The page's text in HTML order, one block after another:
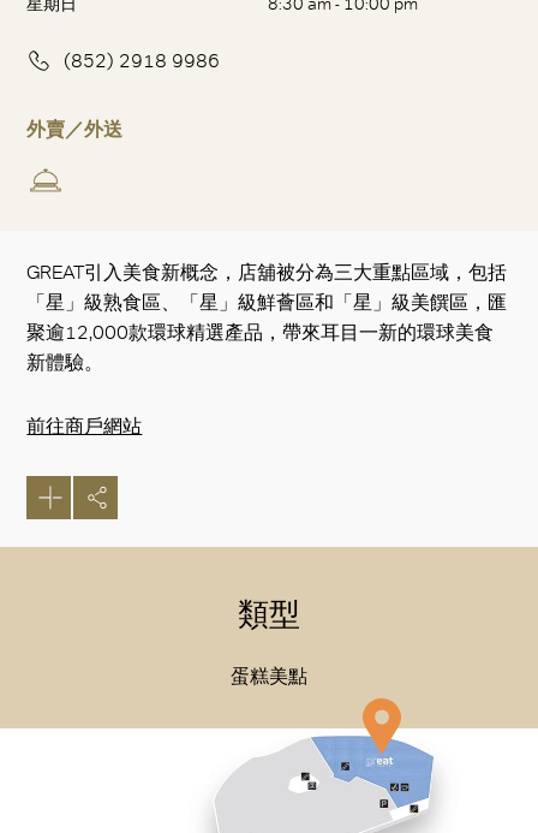
星期日
8:30 am - 10:00 pm
(852) 2918 9986
外賣／外送
GREAT引入美食新概念，店舖被分為三大重點區域，包括
「星」級熟食區、「星」級鮮薈區和「星」級美饌區，匯
聚逾12,000款環球精選產品，帶來耳目一新的環球美食
新體驗。
前往商戶網站
類型
蛋糕美點